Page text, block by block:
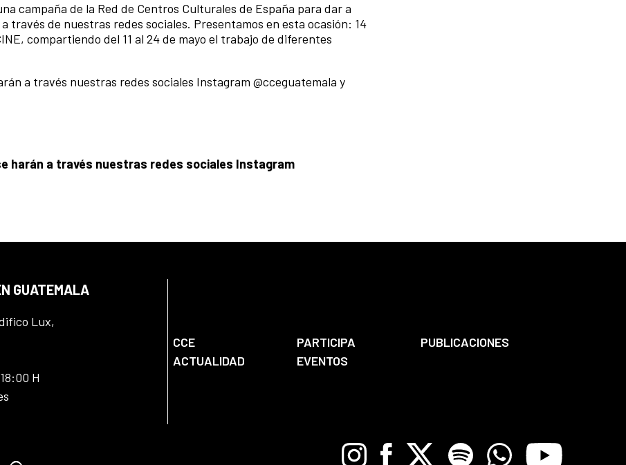
campaña de la Red de Centros Culturales de España para dar a
través de nuestras redes sociales. Presentamos en esta ocasión: 14
compartiendo del 11 al 24 de mayo el trabajo de diferentes
a través nuestras redes sociales Instagram @cceguatemala y
harán a través nuestras redes sociales Instagram
GUATEMALA
Lux,
H
CCE PARTICIPA
PUBLICACIONES
ACTUALIDAD
EVENTOS
InstagramFacebook
X Spotify WhatsappYoutube